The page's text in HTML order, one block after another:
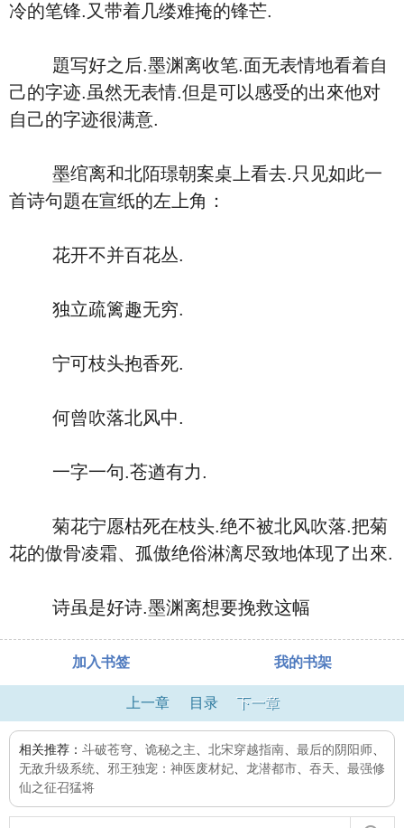
冷的笔锋.又带着几缕难掩的锋芒.
題写好之后.墨渊离收笔.面无表情地看着自
己的字迹.虽然无表情.但是可以感受的出來他对
自己的字迹很满意.
墨绾离和北陌璟朝案桌上看去.只见如此一
首诗句題在宣纸的左上角：
花开不并百花丛.
独立疏篱趣无穷.
宁可枝头抱香死.
何曾吹落北风中.
一字一句.苍遒有力.
菊花宁愿枯死在枝头.绝不被北风吹落.把菊
花的傲骨凌霜、孤傲绝俗淋漓尽致地体现了出來.
诗虽是好诗.墨渊离想要挽救这幅
加入书签 我的书架
上一章 目录 下一章
相关推荐： 斗破苍穹 诡秘之主 北宋穿越指南 最后的阴阳师
无敌升级系统
邪王独宠：神医废材妃 龙潜都市 吞天
最强修
仙之征召猛将